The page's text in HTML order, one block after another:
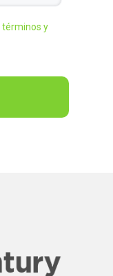
términos y